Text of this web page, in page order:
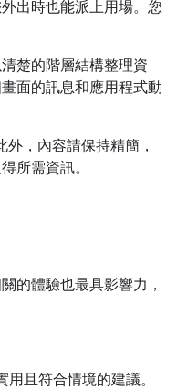
出時也能派上用場。您
楚的階層結構整理資
面的訊息和應用程式動
，內容請保持精簡，
所需資訊。
的體驗也最具影響力，
且符合情境的建議。